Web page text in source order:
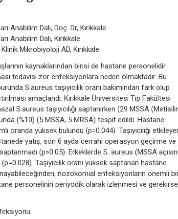
Anabilim Dalı, Doç. Dr, Kırıkkale
Anabilim Dalı, Kırıkkale
Mikrobiyoloji AD, Kırıkkale
kaynaklarından birisi de hastane personelidir.
tedavisi zor enfeksiyonlara neden olmaktadır. Bu
S.aureus taşıyıcılık oranı bakımından fark olup
amaçlandı. Kırıkkale Üniversitesi Tıp Fakültesi
S.aureus taşıyıcılığı saptanırken (29 MSSA
(%10) (5 MSSA, 5 MRSA) tespit edildi. Hastane
oranda yüksek bulundu (p=0.044). Taşıyıcılığı
yatış, son 6 ayda cerrahi operasyon geçirme ve
(p>0.05). Erkeklerde S. aureus (MSSA
Taşıyıcılık oranı yüksek saptanan hastane
nozokomial enfeksiyonların önemli
personelinin periyodik olarak izlenmesi ve gerekirse